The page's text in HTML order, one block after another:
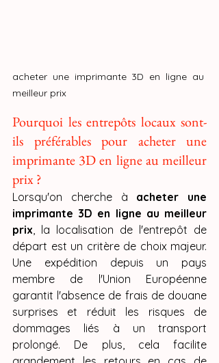
acheter une imprimante 3D en ligne au
meilleur prix
Pourquoi les entrepôts locaux sont-
ils préférables pour acheter une
imprimante 3D en ligne au meilleur
prix ?
Lorsqu'on cherche à acheter une
imprimante 3D en ligne au meilleur
prix, la localisation de l'entrepôt de
départ est un critère de choix majeur.
Une expédition depuis un pays
membre de l'Union Européenne
garantit l'absence de frais de douane
surprises et réduit les risques de
dommages liés à un transport
prolongé. De plus, cela facilite